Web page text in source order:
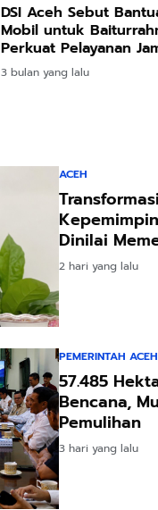
DSI Aceh Sebut
Mobil untuk
Perkuat Pelayanan
3 bulan yang lalu
ACEH
Dinilai
2 hari yang lalu
PEMERINTAH ACEH
57.485
Bencana,
Pemulihan
3 hari yang lalu